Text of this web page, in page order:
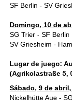
SF Berlin - SV
Domingo, 10 de
SG Trier - SF Berlin
SV Griesheim -
Lugar de juego:
(Agrikolastraße 5,
Sábado, 9 de
Nickelhütte Aue -